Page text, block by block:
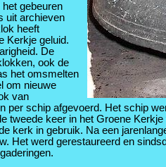
gebeuren
uit archieven
heeft
Kerkje geluid.
De
ook de
het omsmelten
om nieuwe
van
per schip afgevoerd. Het schip
tweede keer in het Groene
kerk in gebruik. Na een
Het werd gerestaureerd en